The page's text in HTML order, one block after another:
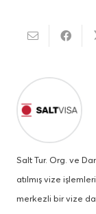
Salt Tur. Org. ve
atılmış vize
merkezli bir vize